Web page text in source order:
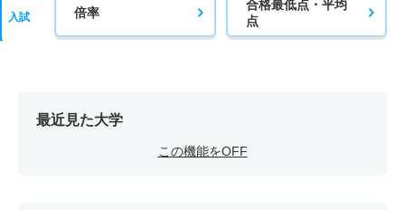
入試 倍率
合格最低点・平均
点
最近見た大学
この機能をOFF